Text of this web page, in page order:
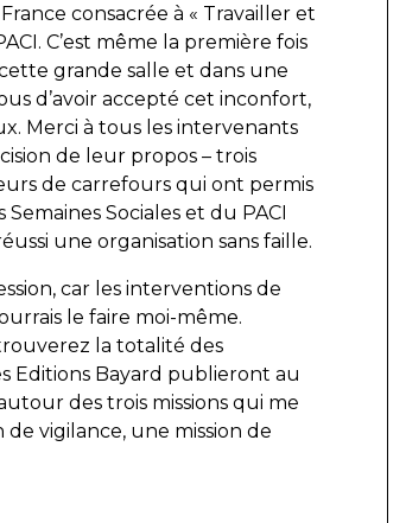
consacrée à « Travailler et
C’est même la première fois
grande salle et dans une
d’avoir accepté cet inconfort,
Merci à tous les intervenants
de leur propos – trois
de carrefours qui ont permis
Sociales et du PACI
une organisation sans faille.
car les interventions de
le faire moi-même.
la totalité des
Editions Bayard publieront au
des trois missions qui me
vigilance, une mission de